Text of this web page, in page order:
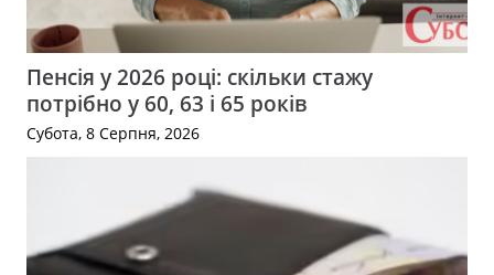
Пенсія у 2026 році: скільки стажу
потрібно у 60, 63 і 65 років
Субота, 8 Серпня, 2026